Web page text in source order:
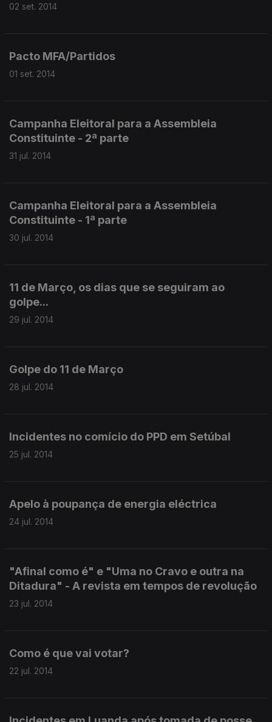
02 set. 2014
Pacto MFA/Partidos
01 set. 2014
Campanha Eleitoral para a Assembleia
Constituinte - 2ª parte
31 jul. 2014
Campanha Eleitoral para a Assembleia
Constituinte - 1ª parte
30 jul. 2014
11 de Março, os dias que se seguiram ao
golpe...
29 jul. 2014
Golpe do 11 de Março
28 jul. 2014
Incidentes no comício do PPD em Setúbal
25 jul. 2014
Apelo à poupança de energia eléctrica
24 jul. 2014
"Afinal como é" e "Uma no Cravo e outra na
Ditadura" - A revista em tempos de revolução
23 jul. 2014
Como é que vai votar?
22 jul. 2014